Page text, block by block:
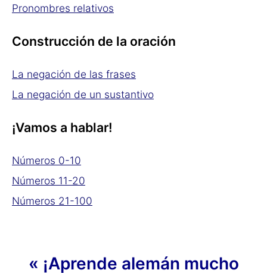
Pronombres relativos
Construcción de la oración
La negación de las frases
La negación de un sustantivo
¡Vamos a hablar!
Números 0-10
Números 11-20
Números 21-100
« ¡Aprende alemán mucho